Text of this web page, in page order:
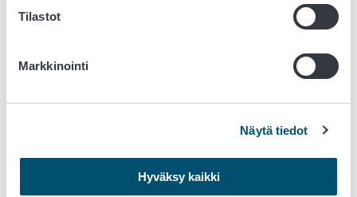
Tilastot
Markkinointi
Näytä tiedot
Hyväksy kaikki
irrottamiseen. Yleisimpiä käytettyjä liuotinaineita ovat